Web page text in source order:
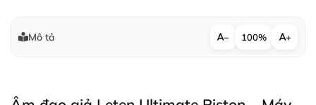
Mô tả − 100% +